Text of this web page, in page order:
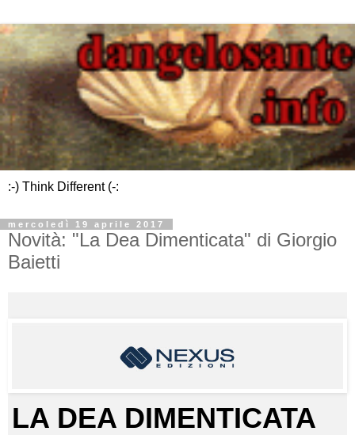
:-) Think Different (-:
mercoledì 19 aprile 2017
Novità: "La Dea Dimenticata" di Giorgio
Baietti
LA DEA DIMENTICATA